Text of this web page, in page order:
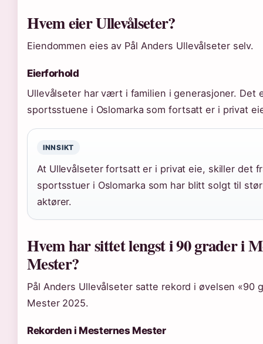
Hvem eier Ullevålseter?
Eiendommen eies av Pål Anders Ullevålseter selv.
Eierforhold
Ullevålseter har vært i familien i generasjoner. Det
sportsstuene i Oslomarka som fortsatt er i privat
INNSIKT
At Ullevålseter fortsatt er i privat eie, skiller det
sportsstuer i Oslomarka som har blitt solgt til
aktører.
Hvem har sittet lengst i 90 grader i
Mester?
Pål Anders Ullevålseter satte rekord i øvelsen «90
Mester 2025.
Rekorden i Mesternes Mester